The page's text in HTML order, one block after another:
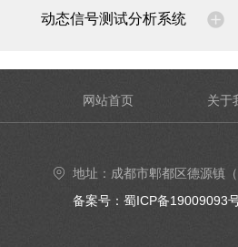
动态信号测试分析系统
网站首页 关于
地址：成都市郫都区德源镇
街6号4楼402号室
备案号：蜀ICP备19009093